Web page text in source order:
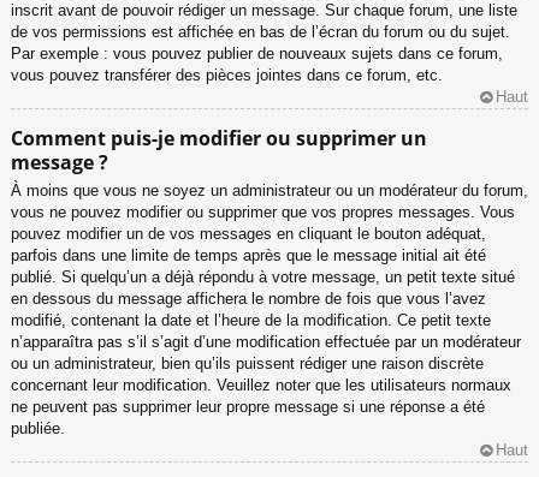
inscrit avant de pouvoir rédiger un message. Sur chaque forum, une liste
de vos permissions est affichée en bas de l’écran du forum ou du sujet.
Par exemple : vous pouvez publier de nouveaux sujets dans ce forum,
vous pouvez transférer des pièces jointes dans ce forum, etc.
Haut
Comment puis-je modifier ou supprimer un
message ?
À moins que vous ne soyez un administrateur ou un modérateur du forum,
vous ne pouvez modifier ou supprimer que vos propres messages. Vous
pouvez modifier un de vos messages en cliquant le bouton adéquat,
parfois dans une limite de temps après que le message initial ait été
publié. Si quelqu’un a déjà répondu à votre message, un petit texte situé
en dessous du message affichera le nombre de fois que vous l’avez
modifié, contenant la date et l’heure de la modification. Ce petit texte
n’apparaîtra pas s’il s’agit d’une modification effectuée par un modérateur
ou un administrateur, bien qu’ils puissent rédiger une raison discrète
concernant leur modification. Veuillez noter que les utilisateurs normaux
ne peuvent pas supprimer leur propre message si une réponse a été
publiée.
Haut